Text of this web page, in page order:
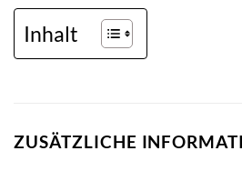
Inhalt
ZUSÄTZLICHE